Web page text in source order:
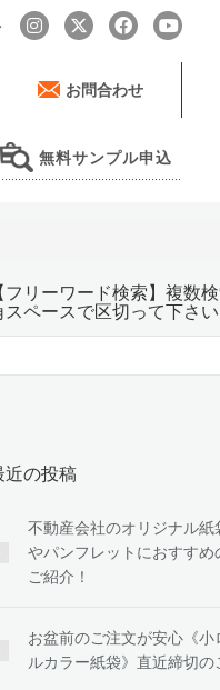
お問合わせ
無料サンプル申込
フリーワード検索】複数
スペースで区切って下さい
近の投稿
不動産会社のオリジナル紙
やパンフレットにおすすめ
ご紹介！
お盆前のご注文が安心《小
ルカラー紙袋》直近締切の